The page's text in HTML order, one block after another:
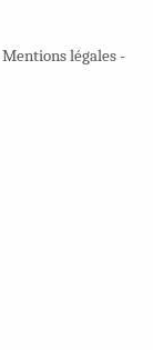
Mentions légales-